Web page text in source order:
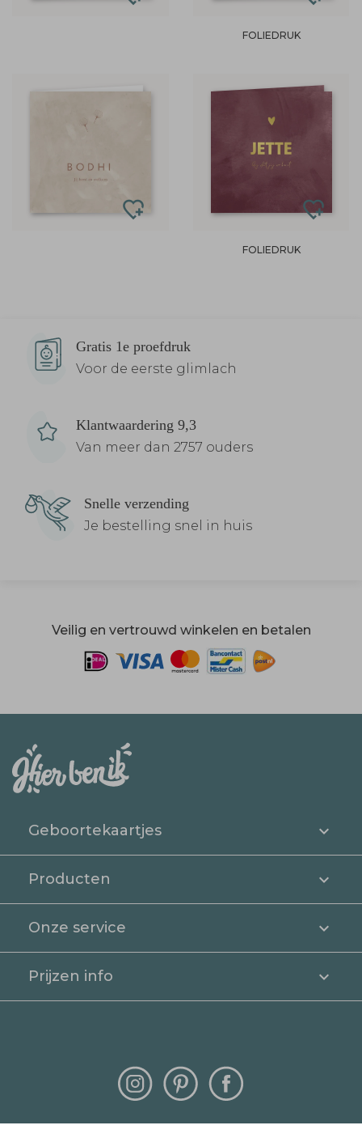
FOLIEDRUK
FOLIEDRUK
Gratis 1e proefdruk
Voor de eerste glimlach
Klantwaardering 9,3
Van meer dan 2757 ouders
Snelle verzending
Je bestelling snel in huis
Veilig en vertrouwd winkelen en betalen
Geboortekaartjes
Producten
Onze service
Prijzen info